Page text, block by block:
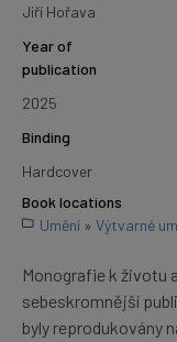
Jiří Hořava
Year of
publication
2025
Binding
Hardcover
Book locations
Umění » Výtvarné
Monografie k životu
sebeskromnější
byly reprodukovány